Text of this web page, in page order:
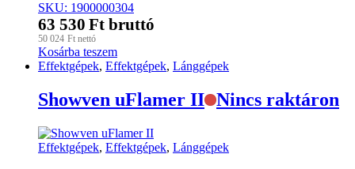
SKU: 1900000304
63 530 Ft bruttó
50 024 Ft nettó
Kosárba teszem
Effektgépek, Effektgépek, Lánggépek
Showven uFlamer II Nincs raktáron
Effektgépek, Effektgépek, Lánggépek